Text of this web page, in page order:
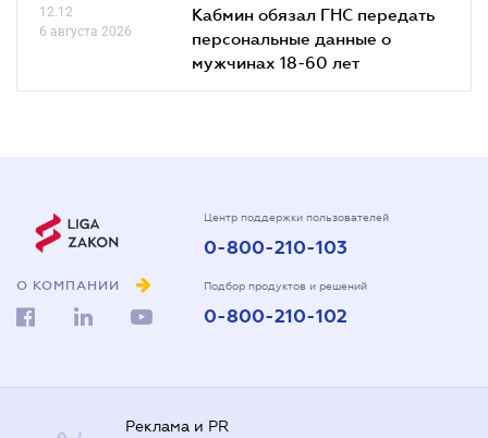
12.12
6 августа 2026
Кабмин обязал ГНС передать
персональные данные о
мужчинах 18-60 лет
О КОМПАНИИ
Центр поддержки пользователей
0-800-210-103
Подбор продуктов и решений
0-800-210-102
Реклама и PR